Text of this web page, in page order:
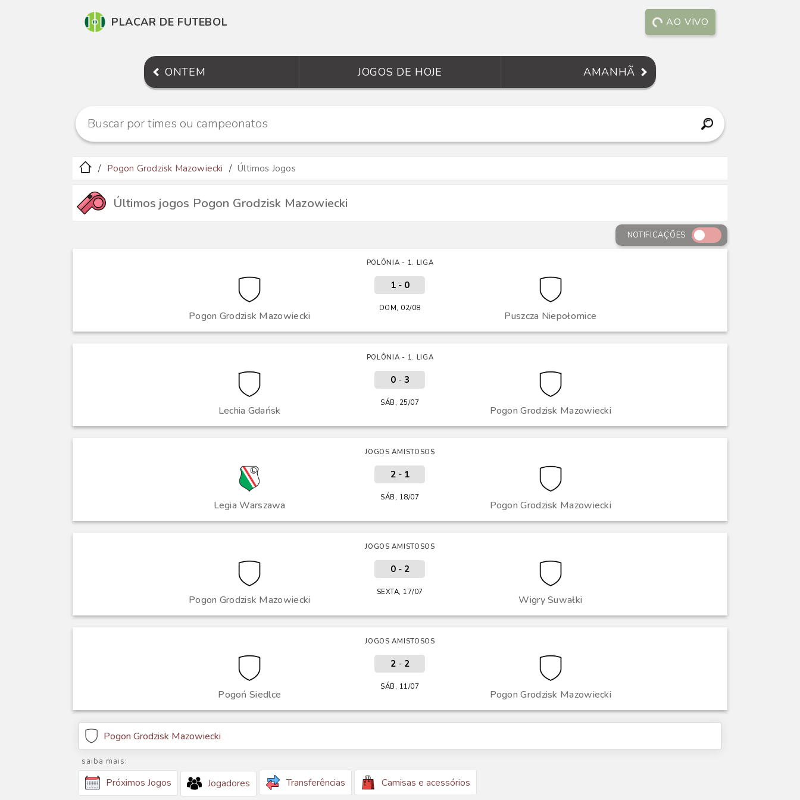
PLACAR DE FUTEBOL AO VIVO
ONTEM JOGOS DE HOJE AMANHÃ
Pogon Grodzisk Mazowiecki Últimos Jogos
Últimos jogos Pogon Grodzisk Mazowiecki
NOTIFICAÇÕES
POLÔNIA - 1. LIGA
Pogon Grodzisk Mazowiecki Puszcza Niepołomice
1- 0
DOM, 02/08
POLÔNIA - 1. LIGA
Lechia Gdańsk Pogon Grodzisk Mazowiecki
0- 3
SÁB, 25/07
JOGOS AMISTOSOS
Legia Warszawa Pogon Grodzisk Mazowiecki
2- 1
SÁB, 18/07
JOGOS AMISTOSOS
Pogon Grodzisk Mazowiecki Wigry Suwałki
0- 2
SEXTA, 17/07
JOGOS AMISTOSOS
Pogoń Siedlce Pogon Grodzisk Mazowiecki
2- 2
SÁB, 11/07
Pogon Grodzisk Mazowiecki
saiba mais:
Próximos Jogos Jogadores Transferências Camisas e acessórios